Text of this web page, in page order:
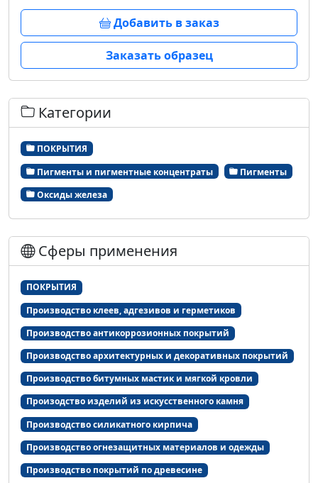
Добавить в заказ
Заказать образец
Категории
ПОКРЫТИЯ
Пигменты и пигментные концентраты
Пигменты
Оксиды железа
Сферы применения
ПОКРЫТИЯ
Производство клеев, адгезивов и герметиков
Производство антикоррозионных покрытий
Производство архитектурных и декоративных покрытий
Производство битумных мастик и мягкой кровли
Произодство изделий из искусственного камня
Производство силикатного кирпича
Производство огнезащитных материалов и одежды
Производство покрытий по древесине